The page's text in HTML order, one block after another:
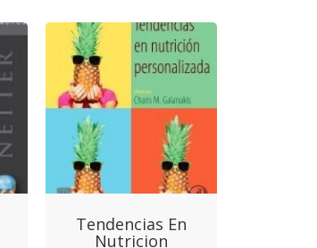
Tendencias En
Nutricion